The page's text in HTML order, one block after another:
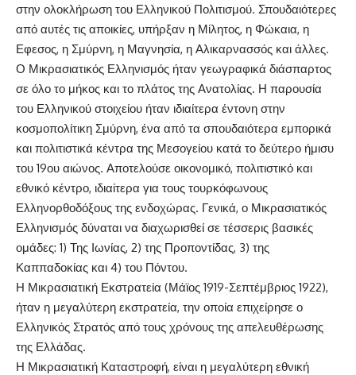
στην ολοκλήρωση του Ελληνικού Πολιτισμού. Σπουδαιότερες
από αυτές τις αποικίες, υπήρξαν η Μίλητος, η Φώκαια, η
Εφεσος, η Σμύρνη, η Μαγνησία, η Αλικαρνασσός και άλλες.
Ο Μικρασιατικός Ελληνισμός ήταν γεωγραφικά διάσπαρτος
σε όλο το μήκος και το πλάτος της Ανατολίας. Η παρουσία
του Ελληνικού στοιχείου ήταν ιδιαίτερα έντονη στην
κοσμοπολίτικη Σμύρνη, ένα από τα σπουδαιότερα εμπορικά
και πολιτιστικά κέντρα της Μεσογείου κατά το δεύτερο ήμισυ
του 19ου αιώνος. Αποτελούσε οικονομικό, πολιτιστικό και
εθνικό κέντρο, ιδιαίτερα για τους τουρκόφωνους
Ελληνορθοδόξους της ενδοχώρας. Γενικά, ο Μικρασιατικός
Ελληνισμός δύναται να διαχωρισθεί σε τέσσερις βασικές
ομάδες: 1) Της Ιωνίας, 2) της Προποντίδας, 3) της
Καππαδοκίας και 4) του Πόντου.
Η Μικρασιατική Εκστρατεία (Μάϊος 1919-Σεπτέμβριος 1922),
ήταν η μεγαλύτερη εκστρατεία, την οποία επιχείρησε ο
Ελληνικός Στρατός από τους χρόνους της απελευθέρωσης
της Ελλάδας.
Η Μικρασιατική Καταστροφή, είναι η μεγαλύτερη εθνική